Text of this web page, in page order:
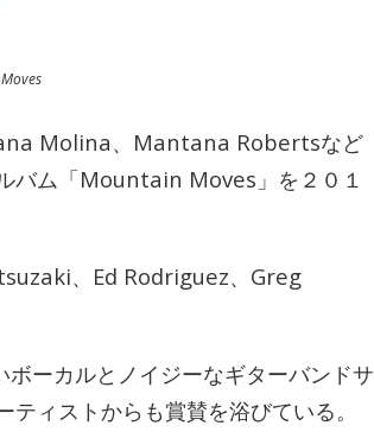
Molina、Mantana Robertsなど
バム「Mountain Moves」を２０１
、Ed Rodriguez、Greg
ーカルとノイジーなギターバンドサ
ィストからも賞賛を浴びている。